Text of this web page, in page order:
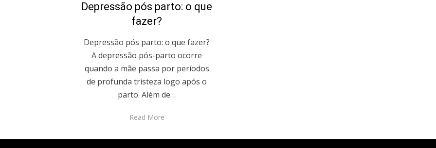
Depressão pós parto: o que
fazer?
Depressão pós parto: o que fazer?
A depressão pós-parto ocorre
quando a mãe passa por períodos
de profunda tristeza logo após o
parto. Além de…
Read More